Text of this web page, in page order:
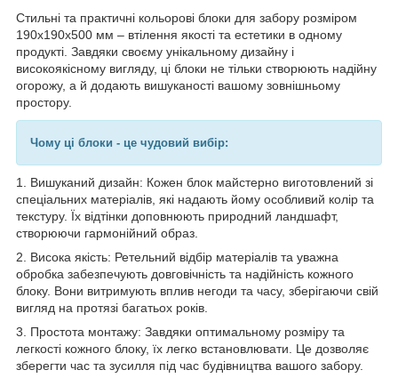
Стильні та практичні кольорові блоки для забору розміром
190x190x500 мм – втілення якості та естетики в одному
продукті. Завдяки своєму унікальному дизайну і
високоякісному вигляду, ці блоки не тільки створюють надійну
огорожу, а й додають вишуканості вашому зовнішньому
простору.
Чому ці блоки - це чудовий вибір:
1. Вишуканий дизайн: Кожен блок майстерно виготовлений зі
спеціальних матеріалів, які надають йому особливий колір та
текстуру. Їх відтінки доповнюють природний ландшафт,
створюючи гармонійний образ.
2. Висока якість: Ретельний відбір матеріалів та уважна
обробка забезпечують довговічність та надійність кожного
блоку. Вони витримують вплив негоди та часу, зберігаючи свій
вигляд на протязі багатьох років.
3. Простота монтажу: Завдяки оптимальному розміру та
легкості кожного блоку, їх легко встановлювати. Це дозволяє
зберегти час та зусилля під час будівництва вашого забору.